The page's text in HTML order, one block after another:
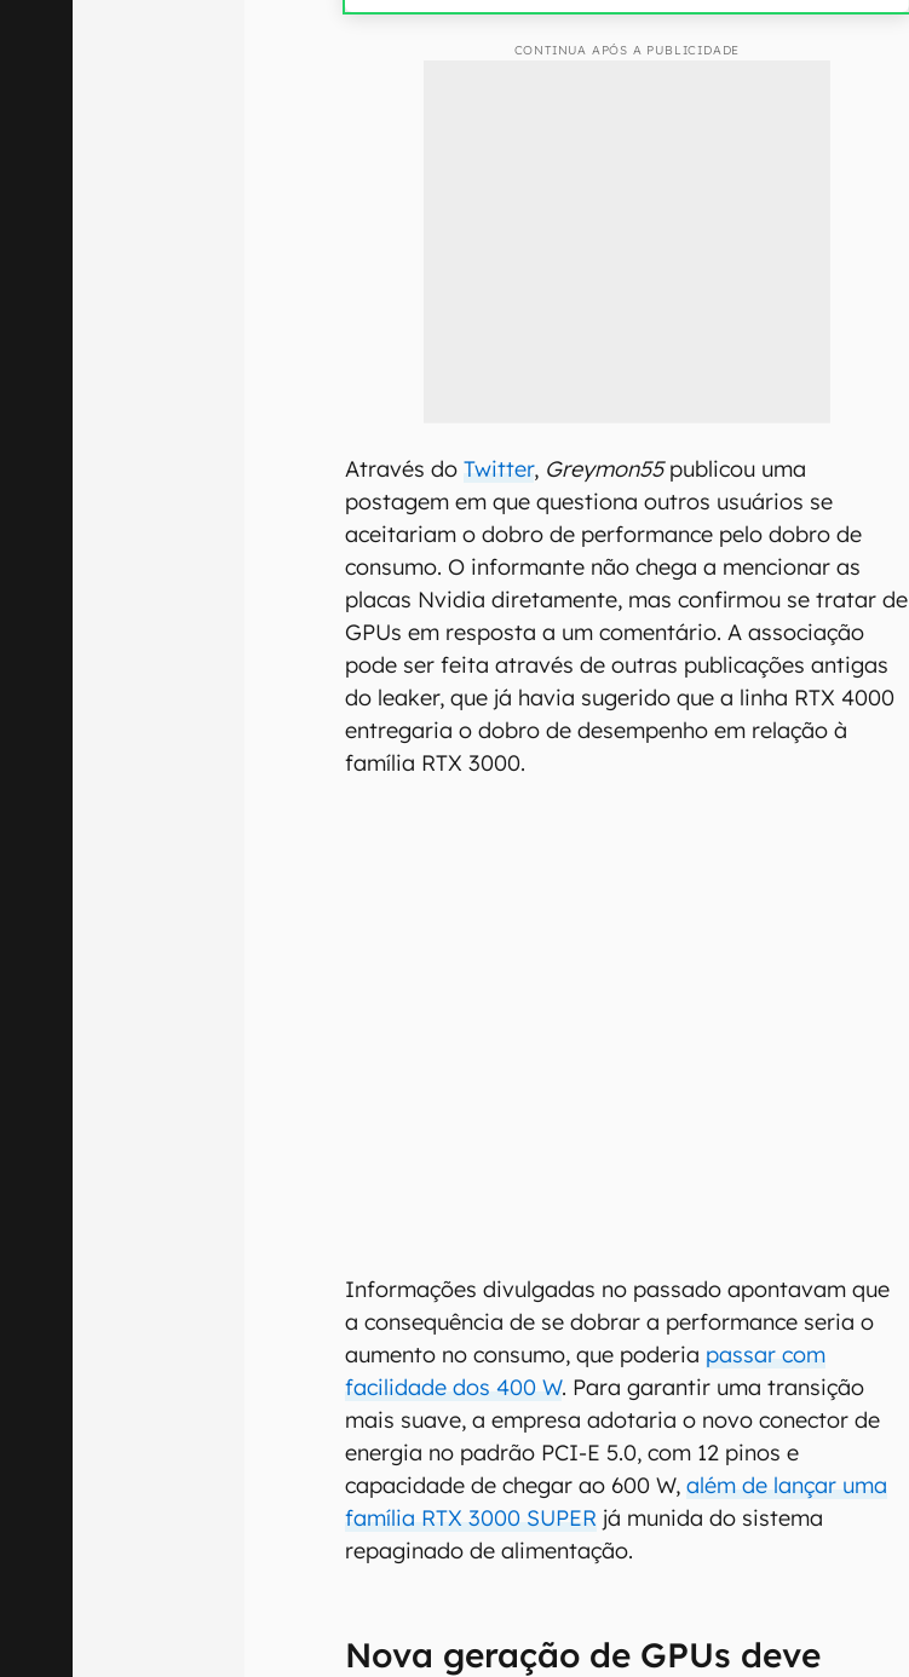
CONTINUA APÓS A PUBLICIDADE
Através doTwitter, Greymon55publicou uma
postagem em que questiona outros usuários se
aceitariam o dobro de performance pelo dobro de
consumo. O informante não chega a mencionar as
placas Nvidia diretamente, mas confirmou se tratar de
GPUs em resposta a um comentário. A associação
pode ser feita através de outras publicações antigas
do leaker, que já havia sugerido que a linha RTX 4000
entregaria o dobro de desempenho em relação à
família RTX 3000.
Informações divulgadas no passado apontavam que
a consequência de se dobrar a performance seria o
aumento no consumo, que poderia passar com
facilidade dos 400 W. Para garantir uma transição
mais suave, a empresa adotaria o novo conector de
energia no padrão PCI-E 5.0, com 12 pinos e
capacidade de chegar ao 600 W,além de lançar uma
família RTX 3000 SUPER já munida do sistema
repaginado de alimentação.
Nova geração de GPUs deve